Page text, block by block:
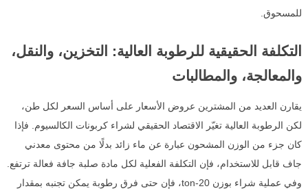
للمسحوق.
التكلفة الحقيقية للرطوبة العالية: التخزين، والنقل،
والمعالجة، والمطالبات
يقارن العديد من المشترين عروض الأسعار على أساس السعر لكل طن،
لكن الرطوبة العالية تغيّر الاقتصاد الحقيقي لشراء كربونات الكالسيوم. فإذا
كان جزء من الوزن المشحون عبارة عن ماء زائد بدلًا من محتوى معدني
جاف قابل للاستخدام، فإن التكلفة الفعلية لكل مادة صلبة جافة فعالة ترتفع.
وفي عملية شراء بوزن 20-ton، فإن حتى فرق رطوبة يمكن تجنبه بمقدار